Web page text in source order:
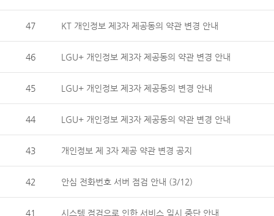
47 KT 개인정보 제3자 제공동의 약관 변경 안내
46 LGU+ 개인정보 제3자 제공동의 약관 변경 안내
45 LGU+ 개인정보 제3자 제공동의 변경 안내
44 LGU+ 개인정보 제3자 제공동의 약관 변경 안내
43 개인정보 제 3자 제공 약관 변경 공지
42 안심 전화번호 서버 점검 안내 (3/12)
41 시스템 점검으로 인한 서비스 일시 중단 안내